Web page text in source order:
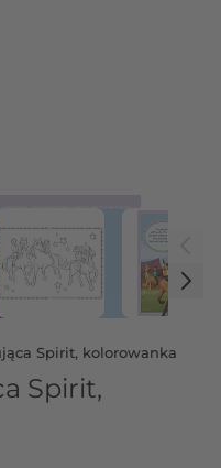
imageView larger image
Spirit, kolorowanka
Spirit,